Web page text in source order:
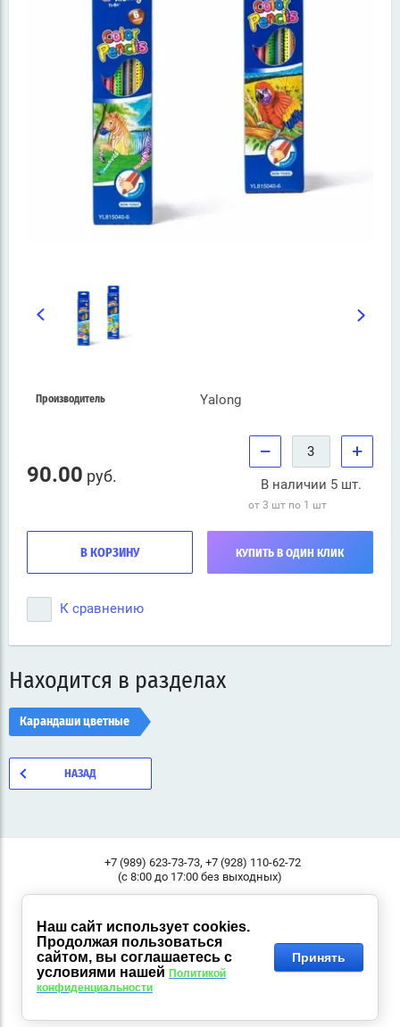
Производитель Yalong
90.00 руб.
− +
В наличии 5 шт.
от 3 шт по 1 шт
В КОРЗИНУ КУПИТЬ В ОДИН КЛИК
К сравнению
Находится в разделах
Карандаши цветные
НАЗАД
+7 (989) 623-73-73, +7 (928) 110-62-72
(с 8:00 до 17:00 без выходных)
11, "Классик", Пав.37
© 2014 - 2026 KANC-LIFE.COM
Наш сайт использует cookies.
Продолжая пользоваться
сайтом, вы соглашаетесь с
условиями нашей Политикой
конфиденциальности
Принять